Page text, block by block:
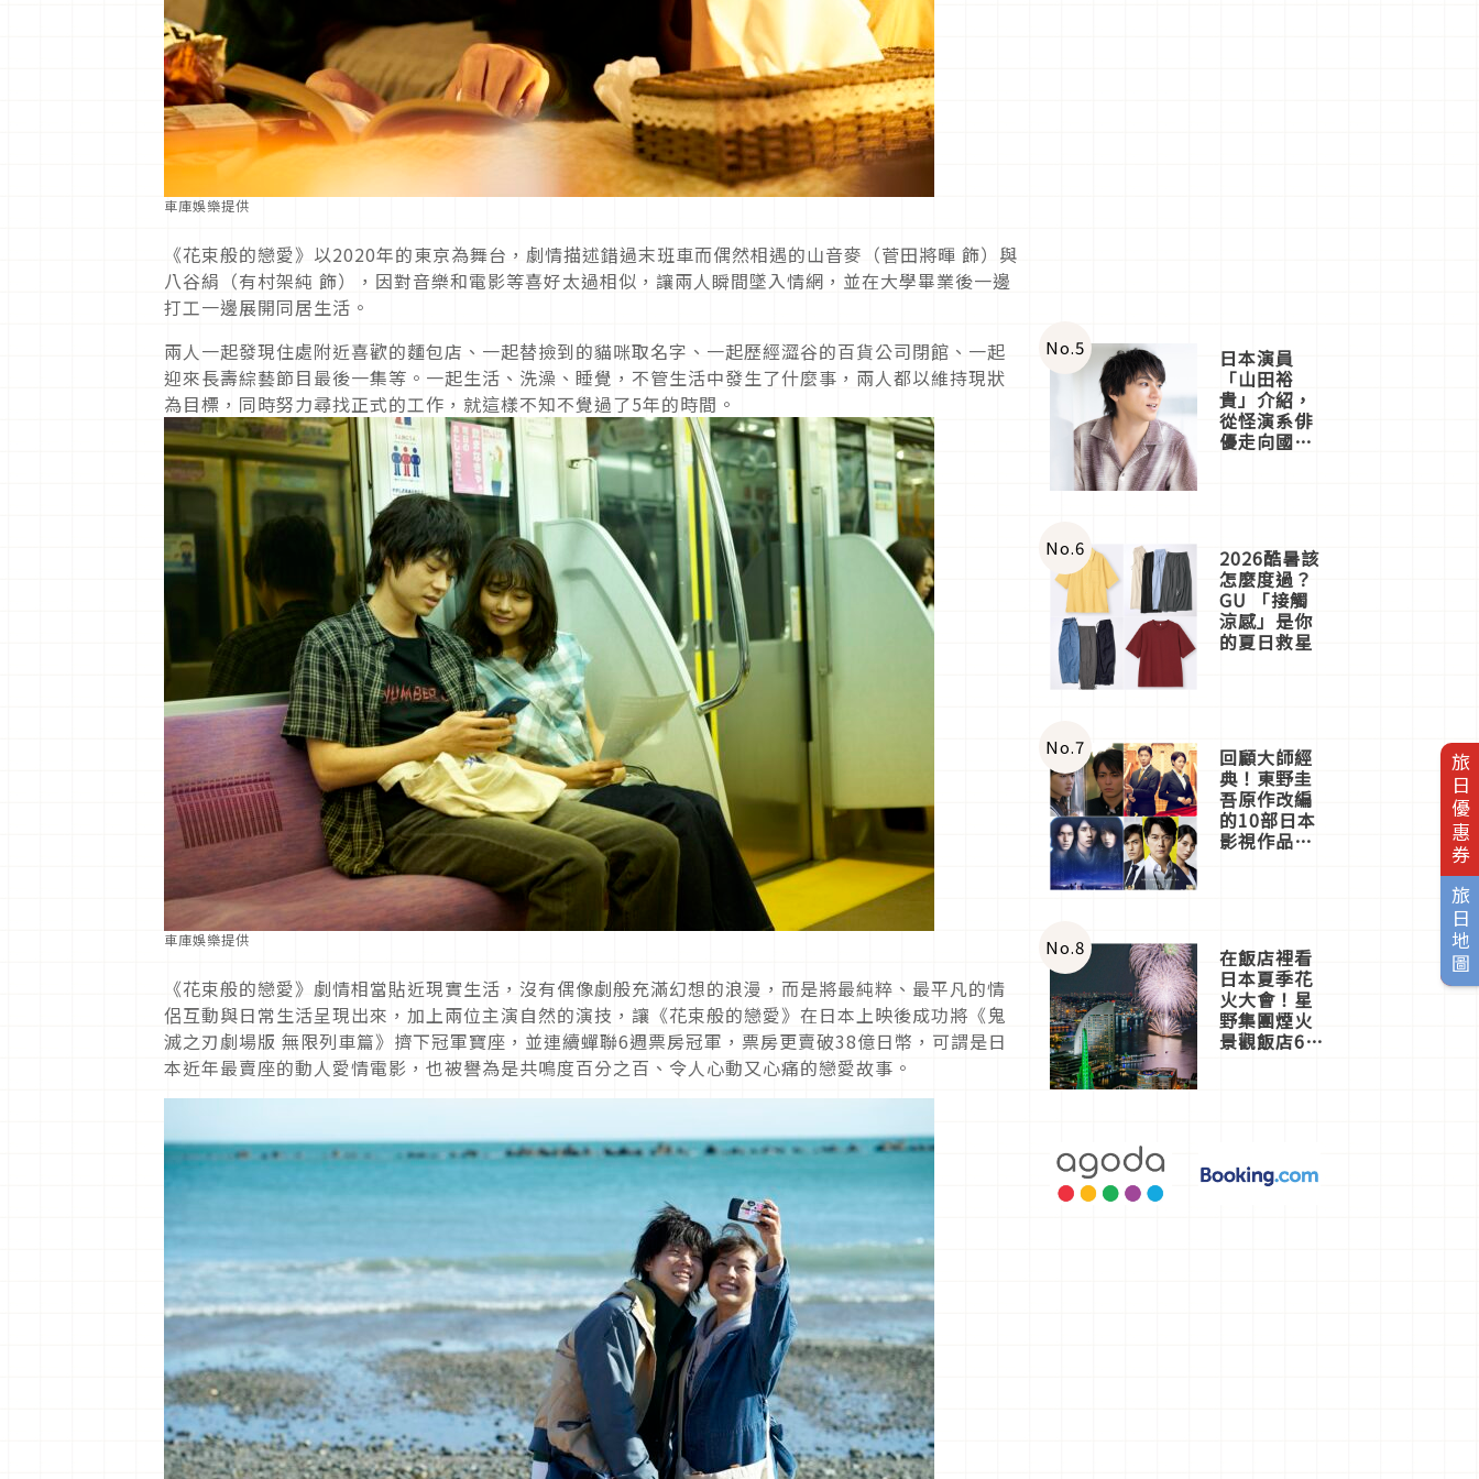
旅日優惠券
旅日地圖
車庫娛樂提供
《花束般的戀愛》以2020年的東京為舞台，劇情描述錯過末班車而偶然相遇的山音麥（菅田將暉 飾）與
八谷絹（有村架純 飾），因對音樂和電影等喜好太過相似，讓兩人瞬間墜入情網，並在大學畢業後一邊
打工一邊展開同居生活。
兩人一起發現住處附近喜歡的麵包店、一起替撿到的貓咪取名字、一起歷經澀谷的百貨公司閉館、一起
迎來長壽綜藝節目最後一集等。一起生活、洗澡、睡覺，不管生活中發生了什麼事，兩人都以維持現狀
為目標，同時努力尋找正式的工作，就這樣不知不覺過了5年的時間。
車庫娛樂提供
《花束般的戀愛》劇情相當貼近現實生活，沒有偶像劇般充滿幻想的浪漫，而是將最純粹、最平凡的情
侶互動與日常生活呈現出來，加上兩位主演自然的演技，讓《花束般的戀愛》在日本上映後成功將《鬼
滅之刃劇場版 無限列車篇》擠下冠軍寶座，並連續蟬聯6週票房冠軍，票房更賣破38億日幣，可謂是日
本近年最賣座的動人愛情電影，也被譽為是共鳴度百分之百、令人心動又心痛的戀愛故事。
No.5 日本演員
「山田裕
貴」介紹，
從怪演系俳
優走向國民
No.6 2026酷暑該
怎麼度過？
GU 「接觸
涼感」是你
的夏日救星
No.7 回顧大師經
典！東野圭
吾原作改編
的10部日本
影視作品推
No.8 在飯店裡看
日本夏季花
火大會！星
野集團煙火
景觀飯店6